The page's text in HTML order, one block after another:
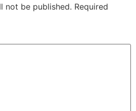
not be published. Required